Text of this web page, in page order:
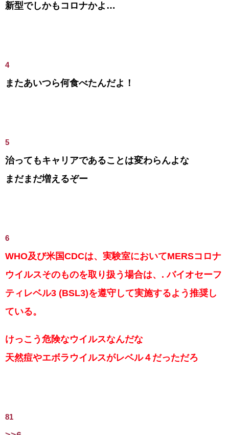
新型でしかもコロナかよ…
4
またあいつら何食べたんだよ！
5
治ってもキャリアであることは変わらんよな
まだまだ増えるぞー
6
WHO及び米国CDCは、実験室においてMERSコロナ
ウイルスそのものを取り扱う場合は、. バイオセーフ
ティレベル3 (BSL3)を遵守して実施するよう推奨し
ている。
けっこう危険なウイルスなんだな
天然痘やエボラウイルスがレベル４だっただろ
81